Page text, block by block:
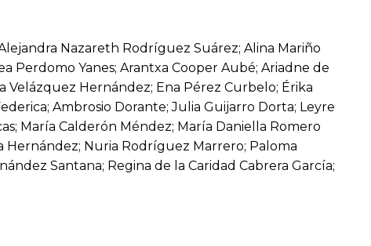
Nazareth Rodríguez Suárez; Alina Mariño
Perdomo Yanes; Arantxa Cooper Aubé; Ariadne de
Velázquez Hernández; Ena Pérez Curbelo; Érika
Ambrosio Dorante; Julia Guijarro Dorta; Leyre
María Calderón Méndez; María Daniella Romero
Hernández; Nuria Rodríguez Marrero; Paloma
Santana; Regina de la Caridad Cabrera García;